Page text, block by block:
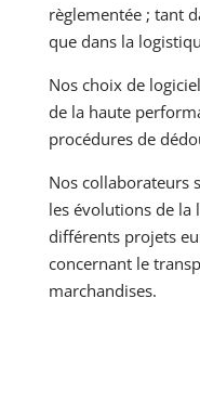
règlementée ; tant
que dans la
Nos choix de
de la haute
procédures de
Nos collaborateurs
les évolutions de la
différents projets
concernant le
marchandises.